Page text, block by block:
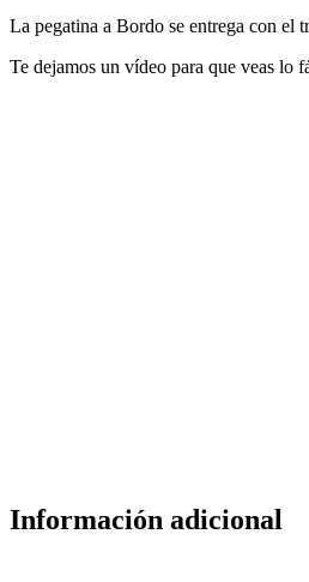
La pegatina a Bordo se entrega con el
Te dejamos un vídeo para que veas lo
Información adicional